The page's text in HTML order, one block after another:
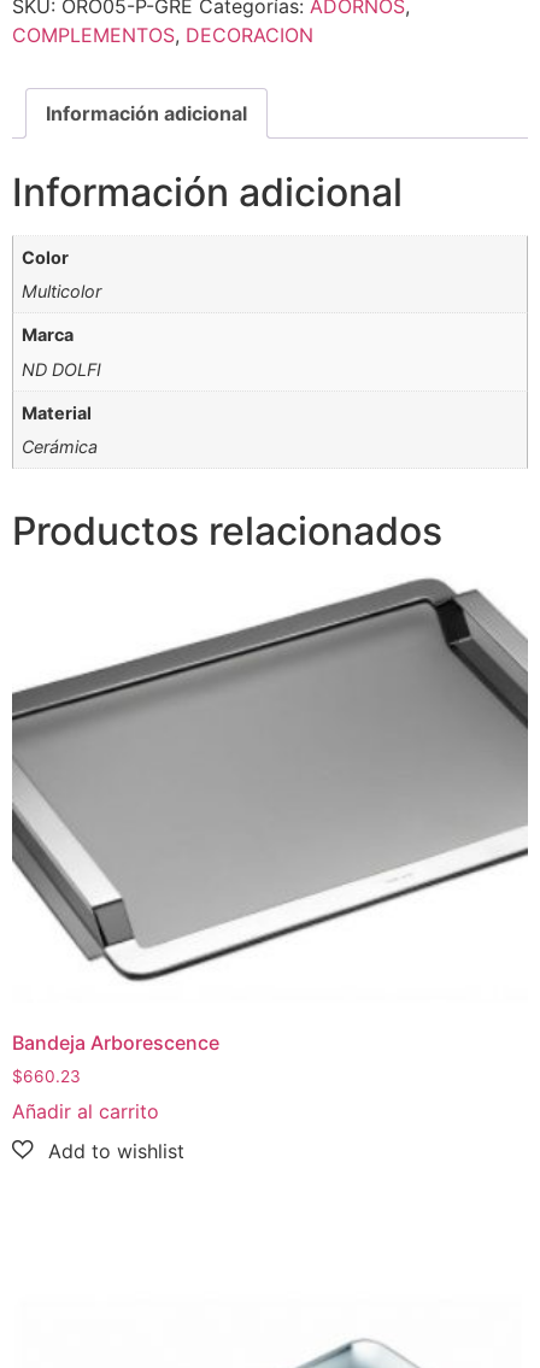
SKU: ORO05-P-GRE Categorías: ADORNOS,
COMPLEMENTOS, DECORACION
Información adicional
Información adicional
Color
Multicolor
Marca
ND DOLFI
Material
Cerámica
Productos relacionados
Bandeja Arborescence
$660.23
Añadir al carrito